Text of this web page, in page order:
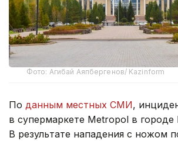
Фото: Агибай Аяпбергенов/ Kazinform
По данным местных СМИ,
в супермаркете Metropol в городе
В результате нападения с ножом